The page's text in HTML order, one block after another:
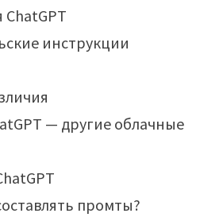
инструкции
— другие облачные
промты?